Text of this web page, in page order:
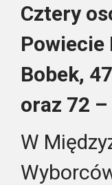
Cztery
Powiecie
Bobek,
oraz 72
W